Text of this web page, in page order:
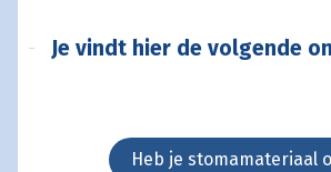
Je vindt hier de volgende
Heb je stomamateriaal